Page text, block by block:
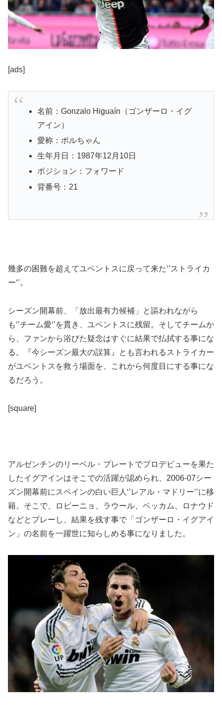
[ads]
名前：Gonzalo Higuaín（ゴンザーロ・イグ
アイン）
愛称：ポルちゃん
生年月日：1987年12月10日
ポジション：フォワード
背番号：21
幾多の困難を超えてユベントスに戻って来た‘’ストライカ
ー‘’。
シーズン開幕前、「放出最有力候補」と謳われながら
も‘’チーム愛‘’を貫き、ユベントスに残留。そしてチームか
ら、ファンから浴びた疑念はすぐに結果で払拭する事にな
る。『今シーズン最大の誤算』とも言われるストライカー
がユベントスを救う場面を、これから何度目にする事にな
るだろう。
[square]
アルゼンチンのリーベル・プレートでプロデビューを果た
したイグアインはそこでの活躍が認められ、2006-07シー
ズン開幕前にスペインの白い巨人‘’レアル・マドリー‘’に移
籍。そこで、ロビーニョ、ラウール、ベッカム、ロナウド
などとプレーし、結果を残す事で「ゴンザーロ・イグアイ
ン」の名前を一躍世に知らしめる事になりました。